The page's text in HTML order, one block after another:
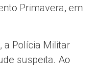
Primavera, em
a Polícia Militar
suspeita. Ao